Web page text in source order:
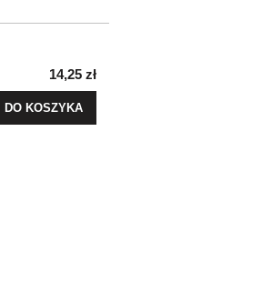
14,25 zł
DO KOSZYKA